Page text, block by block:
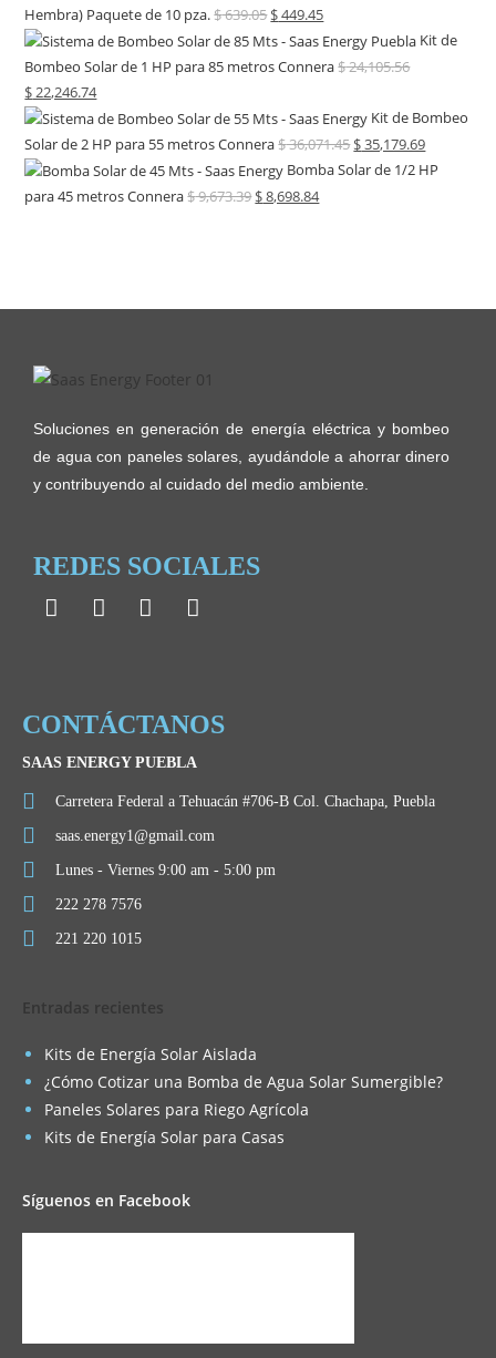
Hembra) Paquete de 10 pza.$639.05$449.45
Kit de
Bombeo Solar de 1 HP para 85 metros Connera$24,105.56
$22,246.74
Kit de Bombeo
Solar de 2 HP para 55 metros Connera$36,071.45$35,179.69
Bomba Solar de 1/2 HP
para 45 metros Connera$9,673.39$8,698.84
Soluciones en generación de energía eléctrica y bombeo
de agua con paneles solares, ayudándole a ahorrar dinero
y contribuyendo al cuidado del medio ambiente.
REDES SOCIALES
CONTÁCTANOS
SAAS ENERGY PUEBLA
Carretera Federal a Tehuacán #706-B Col. Chachapa, Puebla
saas.energy1@gmail.com
Lunes - Viernes 9:00 am - 5:00 pm
222 278 7576
221 220 1015
Entradas recientes
Kits de Energía Solar Aislada
¿Cómo Cotizar una Bomba de Agua Solar Sumergible?
Paneles Solares para Riego Agrícola
Kits de Energía Solar para Casas
Síguenos en Facebook